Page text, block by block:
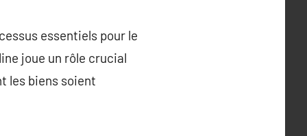
essentiels pour le
joue un rôle crucial
les biens soient